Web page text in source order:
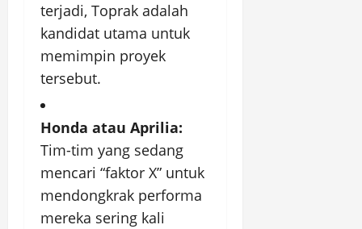
terjadi, Toprak adalah
kandidat utama untuk
memimpin proyek
tersebut.
Honda atau Aprilia:
Tim-tim yang sedang
mencari “faktor X” untuk
mendongkrak performa
mereka sering kali